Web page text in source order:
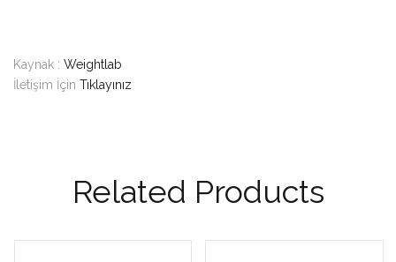
Kaynak : Weightlab
İletişim İçin Tıklayınız
Related Products